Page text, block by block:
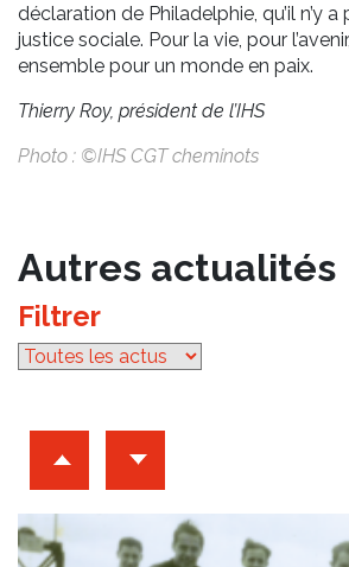
déclaration de Philadelphie, qu’il n’y a
justice sociale. Pour la vie, pour
ensemble pour un monde en paix.
Thierry Roy, président de l’IHS
Photo : ©IHS CGT cheminots
Autres actualités
Filtrer
Archives d'articles